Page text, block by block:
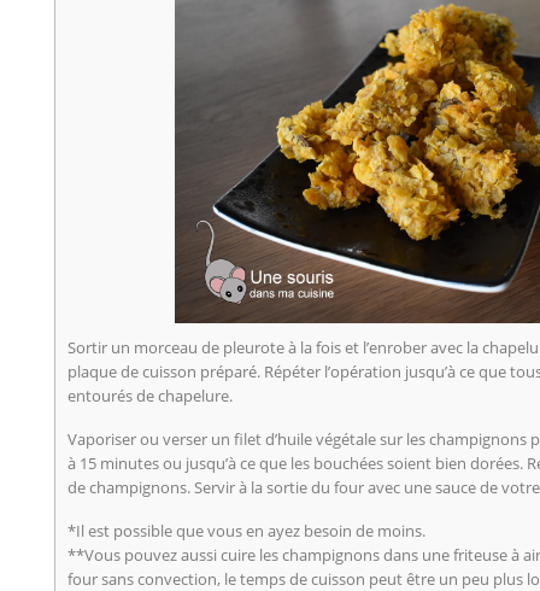
Sortir un morceau de pleurote à la fois et l’enrober avec la
plaque de cuisson préparé. Répéter l’opération jusqu’à ce que
entourés de chapelure.
Vaporiser ou verser un filet d’huile végétale sur les champignons
à 15 minutes ou jusqu’à ce que les bouchées soient bien dorées.
de champignons. Servir à la sortie du four avec une sauce de
*Il est possible que vous en ayez besoin de moins.
**Vous pouvez aussi cuire les champignons dans une friteuse à
four sans convection, le temps de cuisson peut être un peu plus